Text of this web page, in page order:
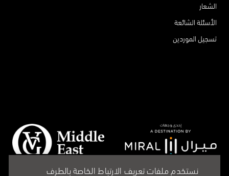
الشعار
الأسئلة الشائعة
تسجيل الموردين
نستخدم ملفات تعريف الارتباط الخاصة بالطرف